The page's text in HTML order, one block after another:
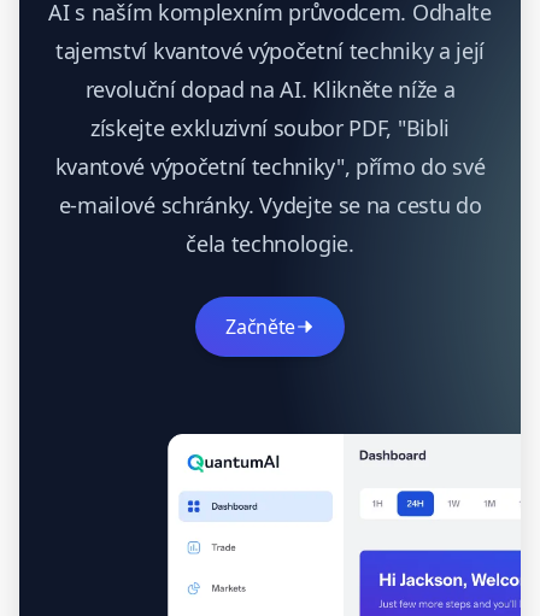
AI s naším komplexním průvodcem. Odhalte
tajemství kvantové výpočetní techniky a její
revoluční dopad na AI. Klikněte níže a
získejte exkluzivní soubor PDF, "Bibli
kvantové výpočetní techniky", přímo do své
e-mailové schránky. Vydejte se na cestu do
čela technologie.
Začněte